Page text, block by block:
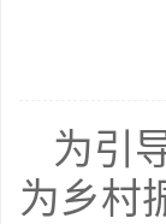
为引
为乡村